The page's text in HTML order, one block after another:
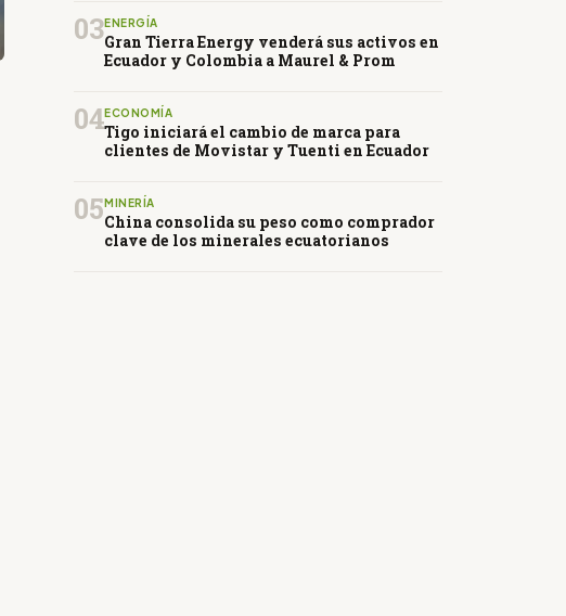
03ENERGÍA
Gran Tierra Energy venderá sus activos en
Ecuador y Colombia a Maurel & Prom
04ECONOMÍA
Tigo iniciará el cambio de marca para
clientes de Movistar y Tuenti en Ecuador
05 MINERÍA
China consolida su peso como comprador
clave de los minerales ecuatorianos